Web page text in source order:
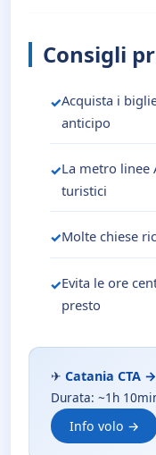
Consigli
Acquista i
anticipo
La metro linee
turistici
Molte chiese
Evita le ore
presto
✈ Catania CTA
Durata: ~1h
Info volo →